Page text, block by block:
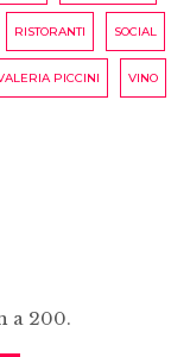
RISTORANTI SOCIAL
PICCINI VINO
a 200.